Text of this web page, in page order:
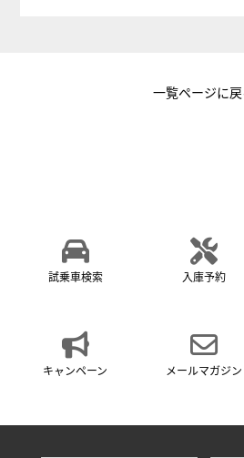
一覧ページに戻
試乗車検索 入庫予約
キャンペーン メールマガジン